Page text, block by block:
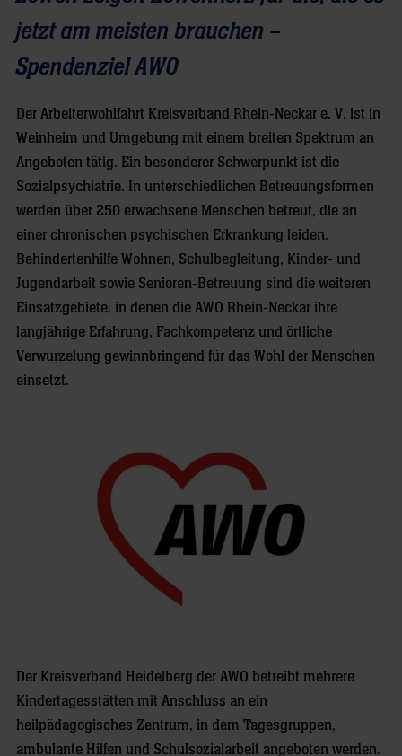
jetzt am meisten brauchen –
Spendenziel AWO
Der Arbeiterwohlfahrt Kreisverband Rhein-Neckar e. V. ist in
Weinheim und Umgebung mit einem breiten Spektrum an
Angeboten tätig. Ein besonderer Schwerpunkt ist die
Sozialpsychiatrie. In unterschiedlichen Betreuungsformen
werden über 250 erwachsene Menschen betreut, die an
einer chronischen psychischen Erkrankung leiden.
Behindertenhilfe Wohnen, Schulbegleitung, Kinder- und
Jugendarbeit sowie Senioren-Betreuung sind die weiteren
Einsatzgebiete, in denen die AWO Rhein-Neckar ihre
langjährige Erfahrung, Fachkompetenz und örtliche
Verwurzelung gewinnbringend für das Wohl der Menschen
einsetzt.
Der Kreisverband Heidelberg der AWO betreibt mehrere
Kindertagesstätten mit Anschluss an ein
heilpädagogisches Zentrum, in dem Tagesgruppen,
ambulante Hilfen und Schulsozialarbeit angeboten werden.